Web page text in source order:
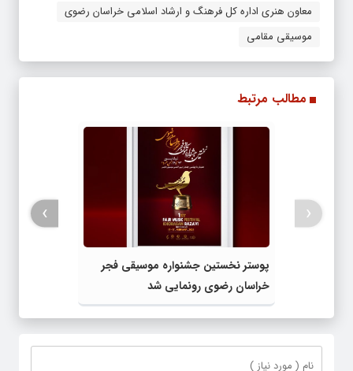
معاون هنری اداره کل فرهنگ و ارشاد اسلامی خراسان رضوی
موسیقی مقامی
مطالب مرتبط
پوستر نخستین جشنواره موسیقی فجر
خراسان رضوی رونمایی شد
‹
›